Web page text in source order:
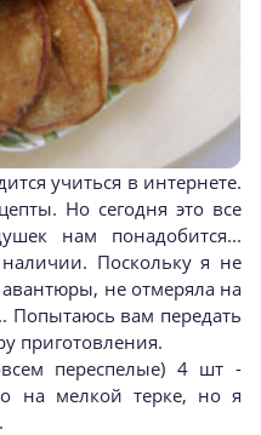
учиться в интернете.
Но сегодня это все
нам понадобится...
Поскольку я не
не отмеряла на
Попытаюсь вам передать
приготовления.
переспелые) 4 шт -
на мелкой терке, но я